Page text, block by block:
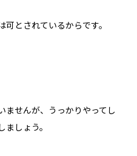
とされているからです。
ませんが、うっかりやってし
ましょう。